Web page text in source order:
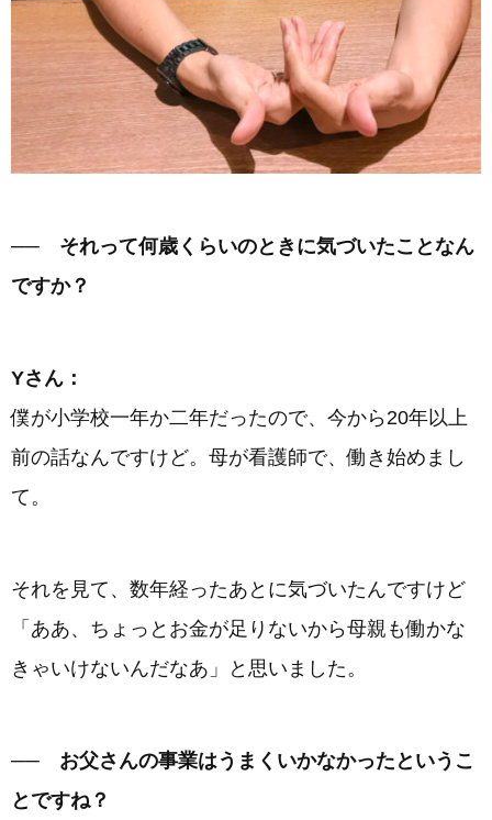
── それって何歳くらいのときに気づいたことなん
ですか？
Yさん：
僕が小学校一年か二年だったので、今から20年以上
前の話なんですけど。母が看護師で、働き始めまし
て。
それを見て、数年経ったあとに気づいたんですけど
「ああ、ちょっとお金が足りないから母親も働かな
きゃいけないんだなあ」と思いました。
── お父さんの事業はうまくいかなかったというこ
とですね？